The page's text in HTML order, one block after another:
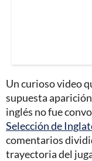
Un curioso video
supuesta
inglés no fue
Selección de
comentarios
trayectoria del